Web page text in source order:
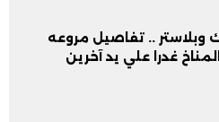
وبلاستر .. تفاصيل مروعه
غدرا علي يد آخرين